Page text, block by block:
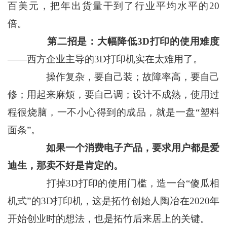
百美元，把年出货量干到了行业平均水平的20
倍。
第二招是：大幅降低3D打印的使用难度
——西方企业主导的3D打印机实在太难用了。
操作复杂，要自己装；故障率高，要自己
修；用起来麻烦，要自己调；设计不成熟，使用过
程很烧脑，一不小心得到的成品，就是一盘“塑料
面条”。
如果一个消费电子产品，要求用户都是爱
迪生，那卖不好是肯定的。
打掉3D打印的使用门槛，造一台“傻瓜相
机式”的3D打印机，这是拓竹创始人陶冶在2020年
开始创业时的想法，也是拓竹后来居上的关键。